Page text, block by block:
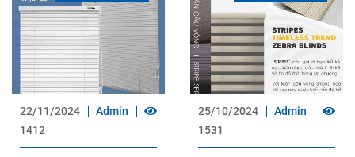
22/11/2024
Admin
1412
25/10/2024
Admin
1531